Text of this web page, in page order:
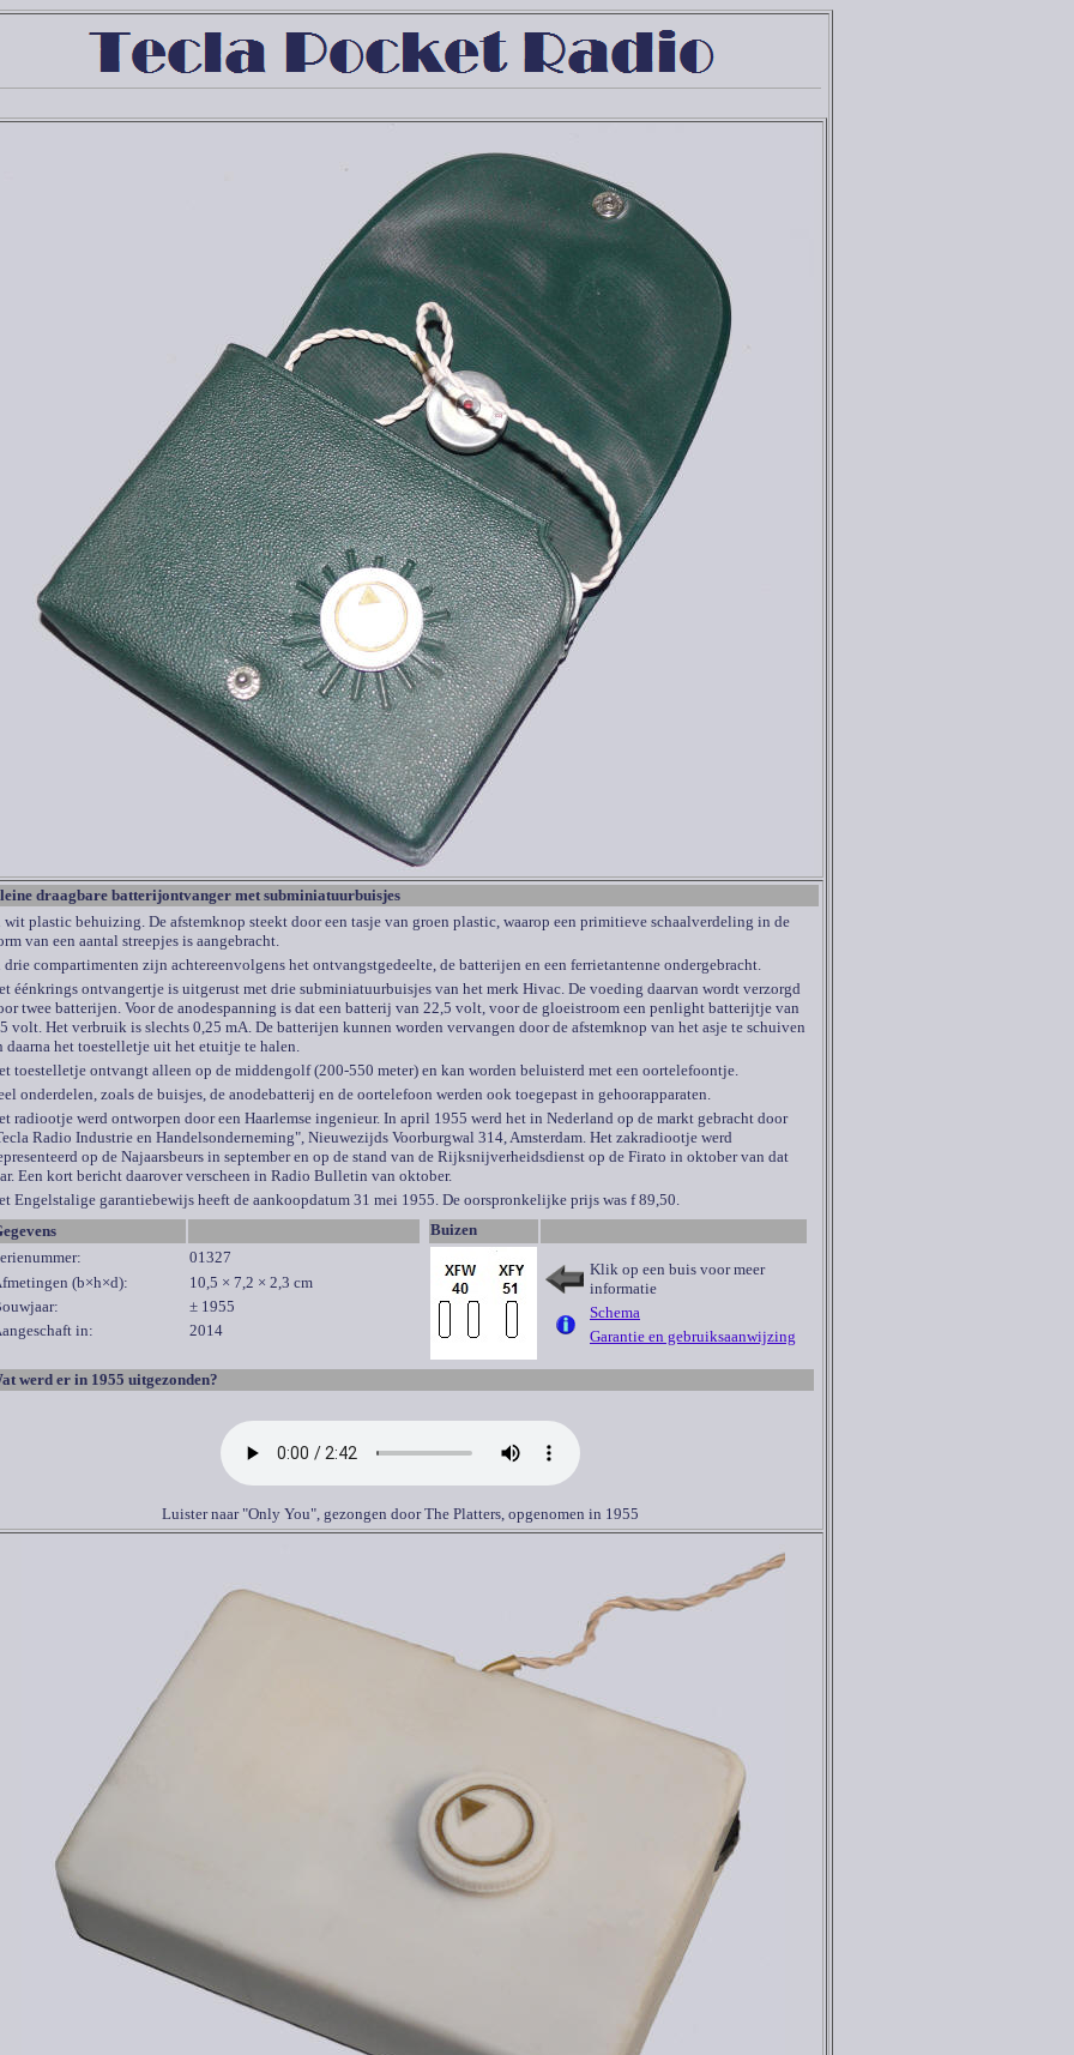
draagbare batterijontvanger met subminiatuurbuisjes
wit plastic behuizing. De afstemknop steekt door een tasje van groen plastic, waarop een primitieve schaalverdeling in de
van een aantal streepjes is aangebracht.
drie compartimenten zijn achtereenvolgens het ontvangstgedeelte, de batterijen en een ferrietantenne ondergebracht.
éénkrings ontvangertje is uitgerust met drie subminiatuurbuisjes van het merk Hivac. De voeding daarvan wordt verzorgd
twee batterijen. Voor de anodespanning is dat een batterij van 22,5 volt, voor de gloeistroom een penlight batterijtje van
volt. Het verbruik is slechts 0,25 mA. De batterijen kunnen worden vervangen door de afstemknop van het asje te schuiven
daarna het toestelletje uit het etuitje te halen.
toestelletje ontvangt alleen op de middengolf (200-550 meter) en kan worden beluisterd met een oortelefoontje.
onderdelen, zoals de buisjes, de anodebatterij en de oortelefoon werden ook toegepast in gehoorapparaten.
radiootje werd ontworpen door een Haarlemse ingenieur. In april 1955 werd het in Nederland op de markt gebracht door
Radio Industrie en Handelsonderneming", Nieuwezijds Voorburgwal 314, Amsterdam. Het zakradiootje werd
op de Najaarsbeurs in september en op de stand van de Rijksnijverheidsdienst op de Firato in oktober van dat
Een kort bericht daarover verscheen in Radio Bulletin van oktober.
Engelstalige garantiebewijs heeft de aankoopdatum 31 mei 1955. De oorspronkelijke prijs was f 89,50.
01327
(b×h×d):
10,5 × 7,2 × 2,3 cm
± 1955
in:
2014
Buizen
Klik op een buis voor meer
informatie
Schema
Garantie en gebruiksaanwijzing
werd er in 1955 uitgezonden?
Luister naar "Only You", gezongen door The Platters, opgenomen in 1955